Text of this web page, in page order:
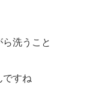
洗うこと
ですね